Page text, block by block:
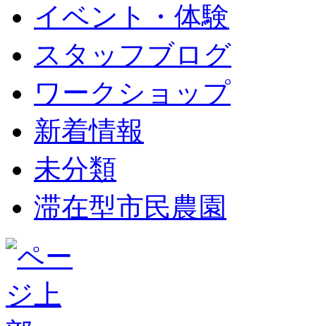
イベント・体験
スタッフブログ
ワークショップ
新着情報
未分類
滞在型市民農園